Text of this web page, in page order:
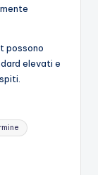
possono
elevati e